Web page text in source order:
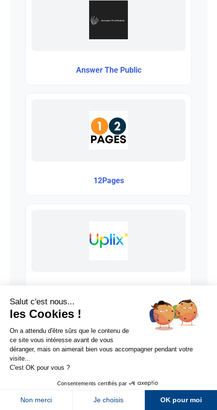
Sur LinkedIn Sur Youtube
Sur X Sur Facebook
Newsletter Abondance
Answer The Public
12Pages
Meteoria